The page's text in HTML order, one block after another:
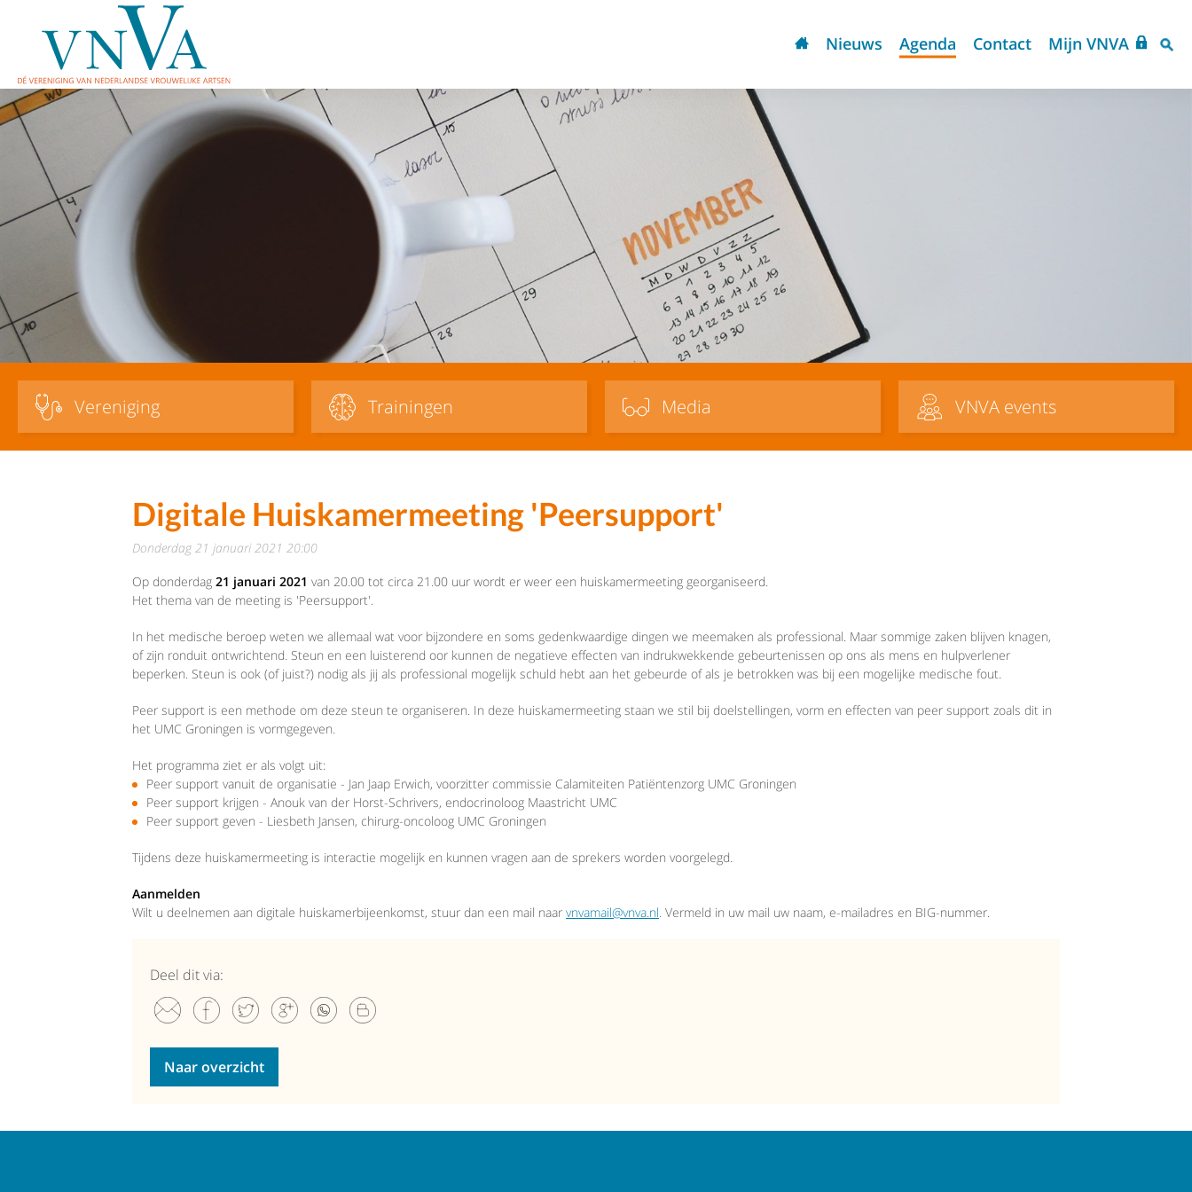
Nieuws Agenda Contact Mijn VNVA
Vereniging Trainingen Media VNVA events
Digitale Huiskamermeeting 'Peersupport'
donderdag 21 januari 2021 20:00
Op donderdag 21 januari 2021 van 20.00 tot circa 21.00 uur wordt er weer een huiskamermeeting georganiseerd.
Het thema van de meeting is 'Peersupport'.
In het medische beroep weten we allemaal wat voor bijzondere en soms gedenkwaardige dingen we meemaken als professional. Maar sommige zaken blijven knagen,
of zijn ronduit ontwrichtend. Steun en een luisterend oor kunnen de negatieve effecten van indrukwekkende gebeurtenissen op ons als mens en hulpverlener
beperken. Steun is ook (of juist?) nodig als jij als professional mogelijk schuld hebt aan het gebeurde of als je betrokken was bij een mogelijke medische fout.
Peer support is een methode om deze steun te organiseren. In deze huiskamermeeting staan we stil bij doelstellingen, vorm en effecten van peer support zoals dit in
het UMC Groningen is vormgegeven.
Het programma ziet er als volgt uit:
Peer support vanuit de organisatie - Jan Jaap Erwich, voorzitter commissie Calamiteiten Patiëntenzorg UMC Groningen
Peer support krijgen - Anouk van der Horst-Schrivers, endocrinoloog Maastricht UMC
Peer support geven - Liesbeth Jansen, chirurg-oncoloog UMC Groningen
Tijdens deze huiskamermeeting is interactie mogelijk en kunnen vragen aan de sprekers worden voorgelegd.
Aanmelden
Wilt u deelnemen aan digitale huiskamerbijeenkomst, stuur dan een mail naar vnvamail@vnva.nl. Vermeld in uw mail uw naam, e-mailadres en BIG-nummer.
Deel dit via:
Naar overzicht